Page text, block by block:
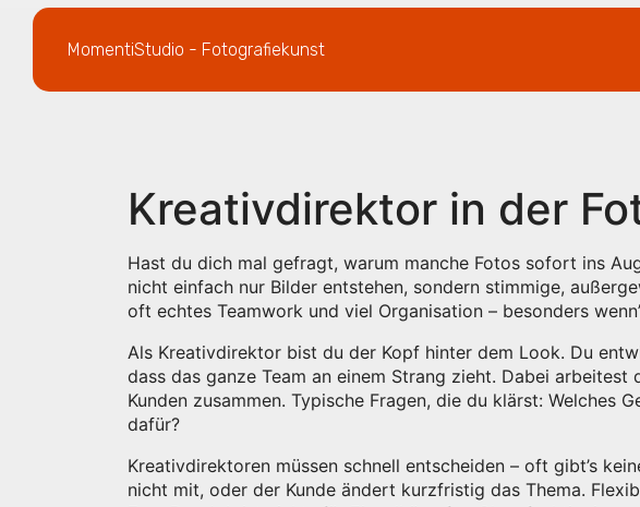
MomentiStudio - Fotografiekunst
Kreativdirektor in der
Hast du dich mal gefragt, warum manche Fotos sofort ins
nicht einfach nur Bilder entstehen, sondern stimmige,
oft echtes Teamwork und viel Organisation – besonders
Als Kreativdirektor bist du der Kopf hinter dem Look. Du
dass das ganze Team an einem Strang zieht. Dabei
Kunden zusammen. Typische Fragen, die du klärst: Welches
dafür?
Kreativdirektoren müssen schnell entscheiden – oft gibt’s
nicht mit, oder der Kunde ändert kurzfristig das Thema.